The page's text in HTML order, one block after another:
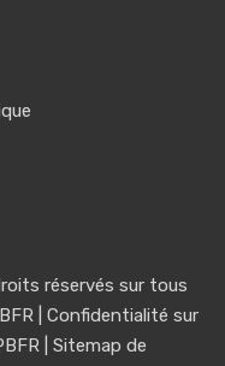
réservés sur tous
Confidentialité sur
Sitemap de